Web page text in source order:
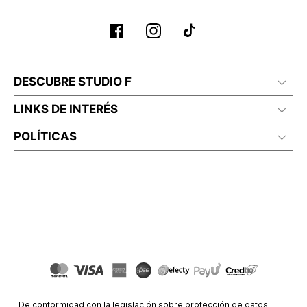
DESCUBRE STUDIO F
LINKS DE INTERÉS
POLÍTICAS
De conformidad con la legislación sobre protección de datos